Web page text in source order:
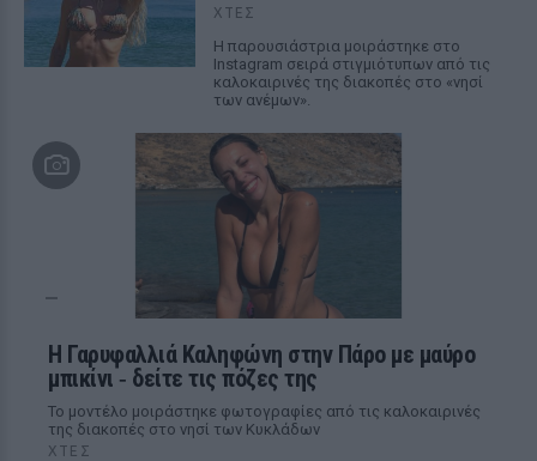
ΧΤΕΣ
Η παρουσιάστρια μοιράστηκε στο
Instagram σειρά στιγμιότυπων από τις
καλοκαιρινές της διακοπές στο «νησί
των ανέμων».
Η Γαρυφαλλιά Καληφώνη στην Πάρο με μαύρο
μπικίνι ‑ δείτε τις πόζες της
Το μοντέλο μοιράστηκε φωτογραφίες από τις καλοκαιρινές
της διακοπές στο νησί των Κυκλάδων
ΧΤΕΣ